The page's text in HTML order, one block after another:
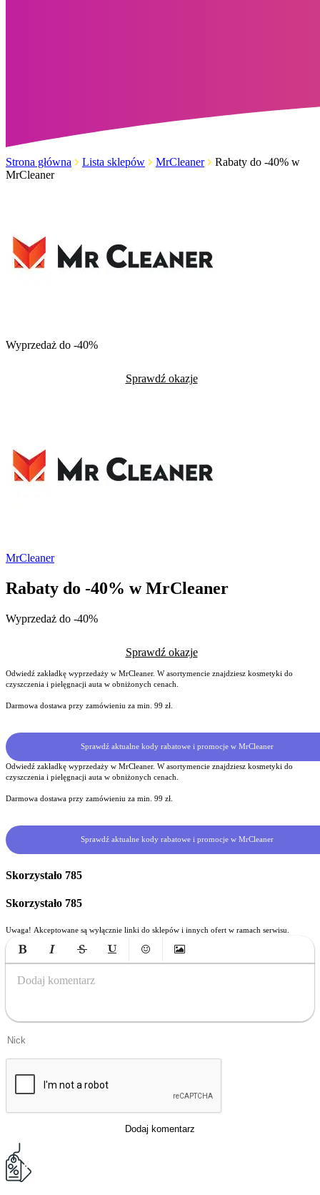
Strona główna Lista sklepów MrCleaner
Rabaty do -40% w
MrCleaner
Wyprzedaż do -40%
Sprawdź okazje
MrCleaner
Rabaty do -40% w MrCleaner
Wyprzedaż do -40%
Sprawdź okazje
Odwiedź zakładkę wyprzedaży w MrCleaner. W asortymencie znajdziesz kosmetyki do
czyszczenia i pielęgnacji auta w obniżonych cenach.
Darmowa dostawa przy zamówieniu za min. 99 zł.
Sprawdź aktualne kody rabatowe i promocje w MrCleaner
Odwiedź zakładkę wyprzedaży w MrCleaner. W asortymencie znajdziesz kosmetyki do
czyszczenia i pielęgnacji auta w obniżonych cenach.
Darmowa dostawa przy zamówieniu za min. 99 zł.
Sprawdź aktualne kody rabatowe i promocje w MrCleaner
Skorzystało 785
Skorzystało 785
Uwaga! Akceptowane są wyłącznie linki do sklepów i innych ofert w ramach serwisu.
Bold Italic Strikethrough
UnderlineEmoticonsInsert Image
Dodaj komentarz
Dodaj komentarz